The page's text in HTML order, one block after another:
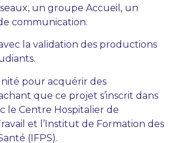
un groupe Accueil, un
communication.
la validation des productions
pour acquérir des
que ce projet s’inscrit dans
le Centre Hospitalier de
et l’Institut de Formation des
(IFPS).